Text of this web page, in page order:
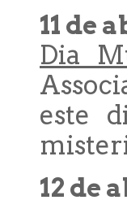
11 de
Dia
este
12 de